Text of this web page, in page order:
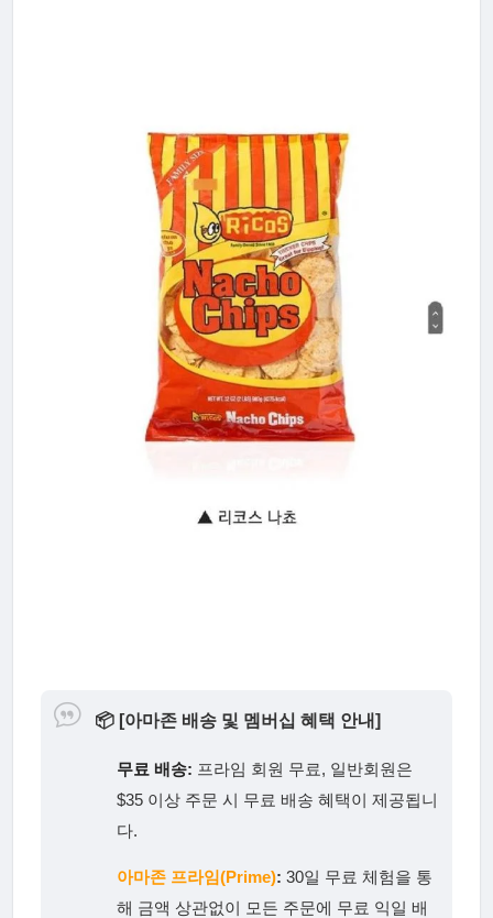
📦 [아마존 배송 및 멤버십 혜택 안내]
무료 배송: 프라임 회원 무료, 일반회원은
$35 이상 주문 시 무료 배송 혜택이 제공됩니
다.
아마존 프라임(Prime): 30일 무료 체험을 통
해 금액 상관없이 모든 주문에 무료 익일 배